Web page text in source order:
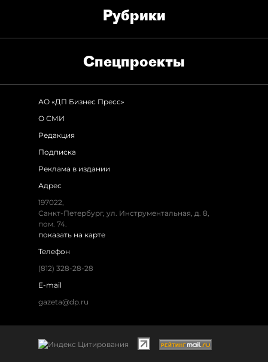
Рубрики
Спец­проекты
АО «ДП Бизнес Пресс»
О СМИ
Редакция
Подписка
Реклама в издании
Адрес
197022,
Санкт-Петербург, ул. Инструментальная, д. 8,
пом. 74.
показать на карте
Телефон
(812) 328-28-28
E-mail
gazeta@dp.ru